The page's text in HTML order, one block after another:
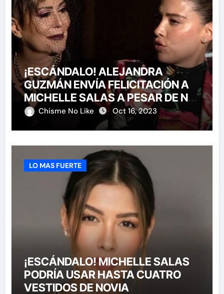
¡ESCÁNDALO! ALEJANDRA
GUZMÁN ENVÍA FELICITACIÓN A
MICHELLE SALAS A PESAR DE NO
HABERLA INVITADO A SU BODA
Chisme No Like Oct 16, 2023
LO MAS FUERTE
¡ESCÁNDALO! MICHELLE SALAS
PODRÍA USAR HASTA CUATRO
VESTIDOS DE NOVIA